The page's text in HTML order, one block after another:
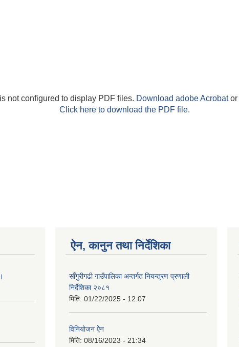
not configured to display PDF files. Download adobe Acrobator
Click here to download the PDF file.
ऐन, कानुन तथा निर्देशिका
साँगुरीगढी गाउँपालिका अन्तर्गत नियन्त्रण प्रणाली
निर्देशिका २०८१
मिति: 01/22/2025 - 12:07
विनियोजन ऐेन
मिति: 08/16/2023 - 21:34